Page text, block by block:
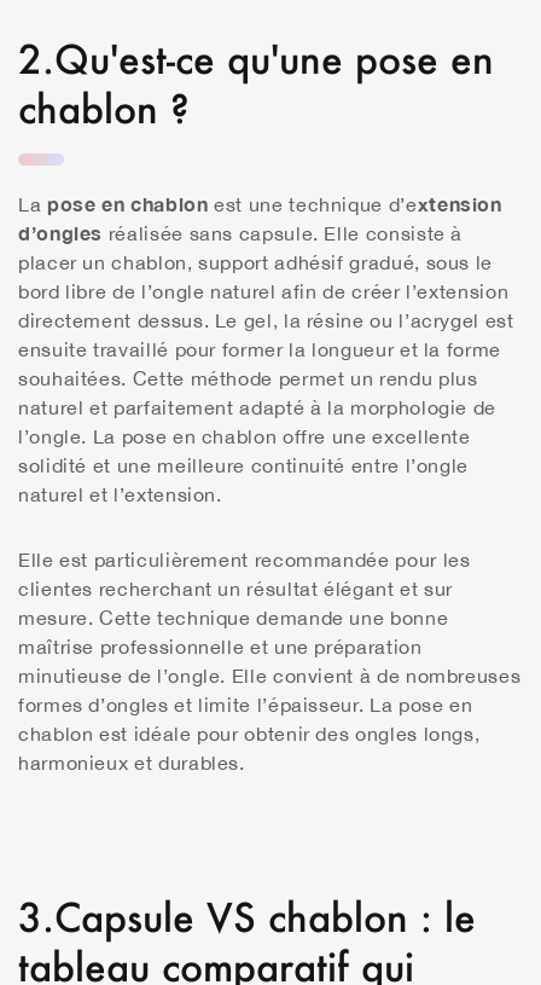
2.Qu'est-ce qu'une pose en
chablon ?
La pose en chablon est une technique d’extension
d’ongles réalisée sans capsule. Elle consiste à
placer un chablon, support adhésif gradué, sous le
bord libre de l’ongle naturel afin de créer l’extension
directement dessus. Le gel, la résine ou l’acrygel est
ensuite travaillé pour former la longueur et la forme
souhaitées. Cette méthode permet un rendu plus
naturel et parfaitement adapté à la morphologie de
l’ongle. La pose en chablon offre une excellente
solidité et une meilleure continuité entre l’ongle
naturel et l’extension.
Elle est particulièrement recommandée pour les
clientes recherchant un résultat élégant et sur
mesure. Cette technique demande une bonne
maîtrise professionnelle et une préparation
minutieuse de l’ongle. Elle convient à de nombreuses
formes d’ongles et limite l’épaisseur. La pose en
chablon est idéale pour obtenir des ongles longs,
harmonieux et durables.
3.Capsule VS chablon : le
tableau comparatif qui